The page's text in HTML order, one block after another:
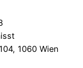
1060 Wien